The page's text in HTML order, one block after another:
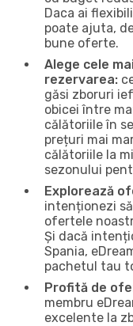
Daca ai
poate ajuta,
bune oferte.
Alege cele
rezervarea:
găsi zboruri
obicei între
călătoriile în
prețuri mai
călătoriile la
sezonului
Explorează
intenționezi
ofertele
Și dacă
Spania,
pachetul tau
Profită de
membru
excelente la